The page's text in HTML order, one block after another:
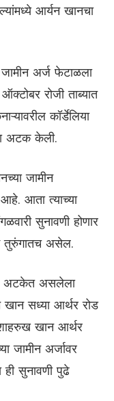
आर्यन खानचा
जामीन अर्ज फेटाळला
रोजी ताब्यात
कॉर्डेलिया
अटक केली.
जामीन
आता त्याच्या
सुनावणी होणार
तुरुंगातच असेल.
अटकेत असलेला
सध्या आर्थर रोड
खान आर्थर
जामीन अर्जावर
ही सुनावणी पुढे